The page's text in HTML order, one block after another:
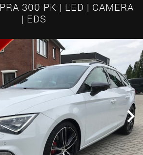
300 PK | LED | CAMERA
| EDS